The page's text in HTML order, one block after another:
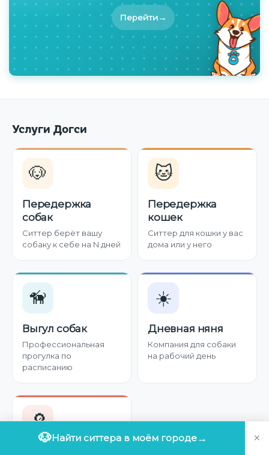
Перейти→
Услуги Догси
🐶
Передержка
собак
Ситтер берёт вашу
собаку к себе на N дней
🐱
Передержка
кошек
Ситтер для кошки у вас
дома или у него
🦮
Выгул собак
Профессиональная
прогулка по
расписанию
☀️
Дневная няня
Компания для собаки
на рабочий день
🔎
🐶Найти ситтера в моём городе→ ×